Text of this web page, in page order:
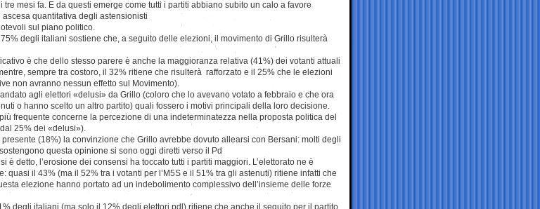
tre mesi fa. E da questi emerge come tutti i partiti abbiano subito un calo a favore
ascesa quantitativa degli astensionisti
sul piano politico.
degli italiani sostiene che, a seguito delle elezioni, il movimento di Grillo risulterà
è che dello stesso parere è anche la maggioranza relativa (41%) dei votanti attuali
sempre tra costoro, il 32% ritiene che risulterà rafforzato e il 25% che le elezioni
non avranno nessun effetto sul Movimento).
agli elettori «delusi» da Grillo (coloro che lo avevano votato a febbraio e che ora
o hanno scelto un altro partito) quali fossero i motivi principali della loro decisione.
frequente concerne la percezione di una indeterminatezza nella proposta politica del
25% dei «delusi»).
presente (18%) la convinzione che Grillo avrebbe dovuto allearsi con Bersani: molti degli
questa opinione si sono oggi diretti verso il Pd
è detto, l’erosione dei consensi ha toccato tutti i partiti maggiori. L’elettorato ne è
quasi il 43% (ma il 52% tra i votanti per l’M5S e il 51% tra gli astenuti) ritiene infatti che
elezione hanno portato ad un indebolimento complessivo dell’insieme delle forze
degli italiani (ma solo il 12% degli elettori pdl) ritiene che anche il seguito per il partito